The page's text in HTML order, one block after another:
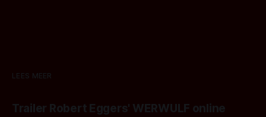
LEES MEER
Trailer Robert Eggers' WERWULF online